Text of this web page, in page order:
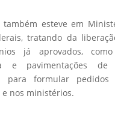
esteve em
tratando da
já aprovados,
e pavimentações de
para formular
nos ministérios.